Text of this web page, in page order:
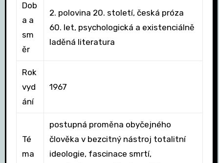
Dob
a a
sm
ěr
2. polovina 20. století, česká próza
60. let, psychologická a existenciálně
laděná literatura
Rok
vyd
ání
1967
Té
ma
postupná proměna obyčejného
člověka v bezcitný nástroj totalitní
ideologie, fascinace smrtí,